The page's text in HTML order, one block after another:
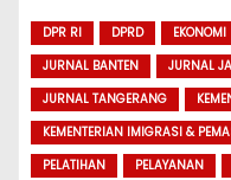
DPR RI DPRD EKONOMI
JURNAL BANTEN
JURNAL
JURNAL TANGERANG
KEMENTERIAN IMIGRASI &
PELATIHAN
PELAYANAN